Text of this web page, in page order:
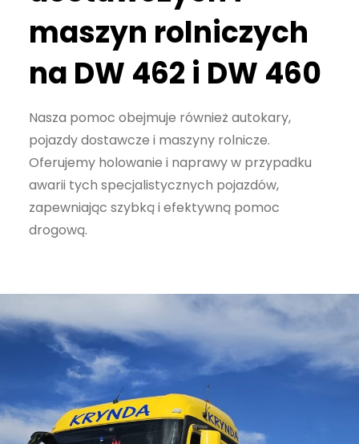
maszyn rolniczych
na DW 462 i DW 460
Nasza pomoc obejmuje również autokary,
pojazdy dostawcze i maszyny rolnicze.
Oferujemy holowanie i naprawy w przypadku
awarii tych specjalistycznych pojazdów,
zapewniając szybką i efektywną pomoc
drogową.